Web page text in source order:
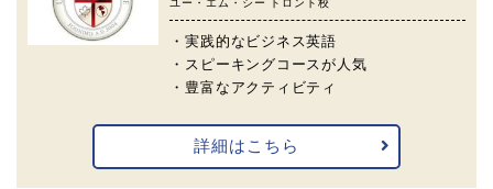
ユー・エム・シー トロント校
・実践的なビジネス英語
・スピーキングコースが人気
・豊富なアクティビティ
詳細はこちら